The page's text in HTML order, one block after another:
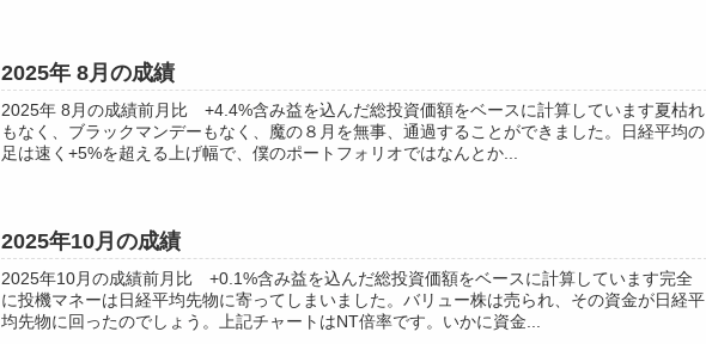
2025年 8月の成績
2025年 8月の成績前月比 +4.4%含み益を込んだ総投資価額をベースに計算しています夏枯れ
もなく、ブラックマンデーもなく、魔の８月を無事、通過することができました。日経平均の
足は速く+5%を超える上げ幅で、僕のポートフォリオではなんとか...
2025年10月の成績
2025年10月の成績前月比 +0.1%含み益を込んだ総投資価額をベースに計算しています完全
に投機マネーは日経平均先物に寄ってしまいました。バリュー株は売られ、その資金が日経平
均先物に回ったのでしょう。上記チャートはNT倍率です。いかに資金...